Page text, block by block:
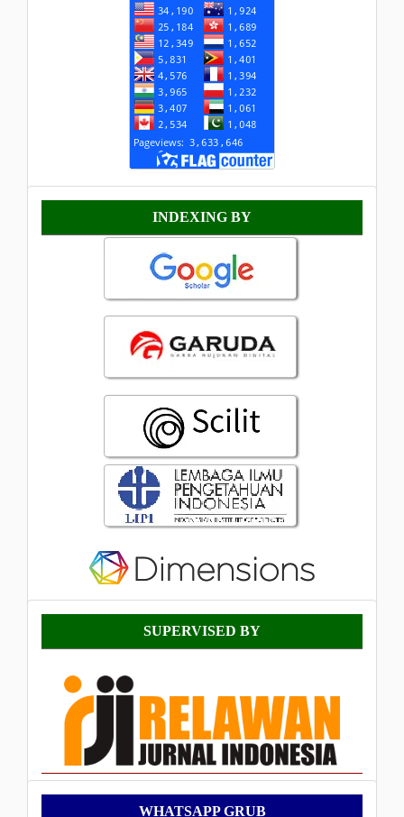
Indexing INDEXING BY
Supervised
By
SUPERVISED BY
WhatsAppWHATSAPP GRUB